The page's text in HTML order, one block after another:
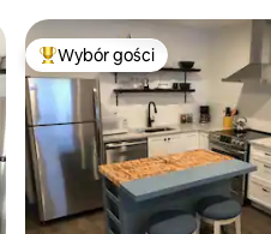
Najpopularniejsze z kategorii
Wybór gości